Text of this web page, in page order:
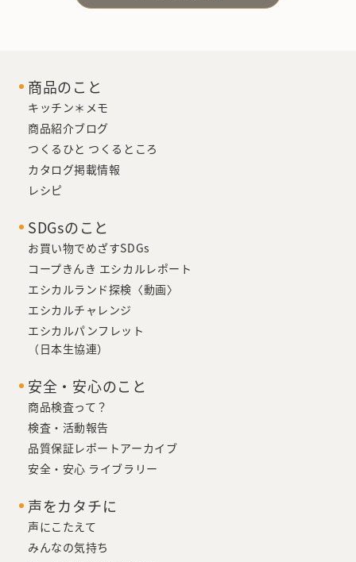
商品のこと
キッチン＊メモ
商品紹介ブログ
つくるひと つくるところ
カタログ掲載情報
レシピ
SDGsのこと
お買い物でめざすSDGs
コープきんき エシカルレポート
エシカルランド探検〈動画〉
エシカルチャレンジ
エシカルパンフレット
（日本生協連）
安全・安心のこと
商品検査って？
検査・活動報告
品質保証レポートアーカイブ
安全・安心 ライブラリー
声をカタチに
声にこたえて
みんなの気持ち